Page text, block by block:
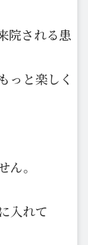
院される患
っと楽しく
ん。
入れて